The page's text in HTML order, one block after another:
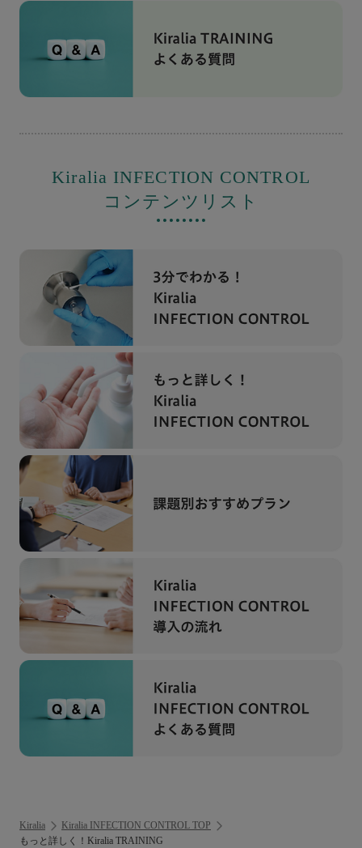
Kiralia INFECTION CONTROL
コンテンツリスト
Kiralia
Kiralia INFECTION CONTROL TOP
もっと詳しく！Kiralia TRAINING